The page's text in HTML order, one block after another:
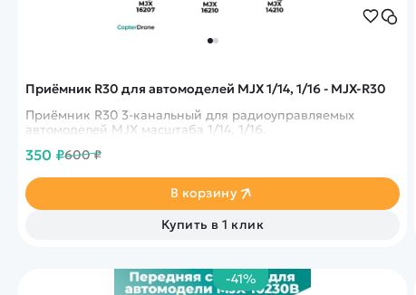
Приёмник R30 для автомоделей MJX 1/14, 1/16 - MJX-R30
Приёмник R30 3-канальный для радиоуправляемых
автомоделей MJX масштаба 1/14, 1/16.
350 ₽600 ₽
В корзину
Купить в 1 клик
-41%